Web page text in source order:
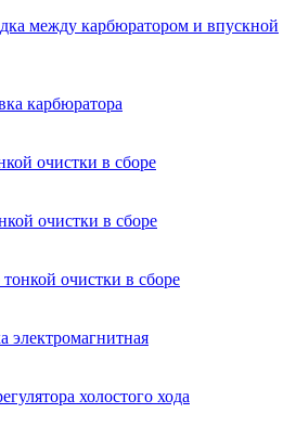
между карбюратором и впускной
карбюратора
очистки в сборе
очистки в сборе
очистки в сборе
электромагнитная
холостого хода